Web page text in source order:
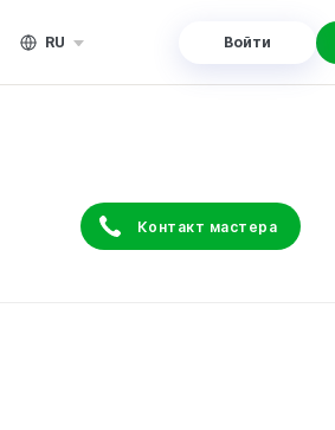
RU Войти
Контакт мастера